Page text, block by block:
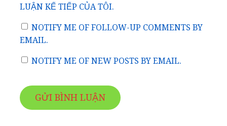
LUẬN KẾ TIẾP CỦA TÔI.
NOTIFY ME OF FOLLOW-UP COMMENTS BY
EMAIL.
NOTIFY ME OF NEW POSTS BY EMAIL.